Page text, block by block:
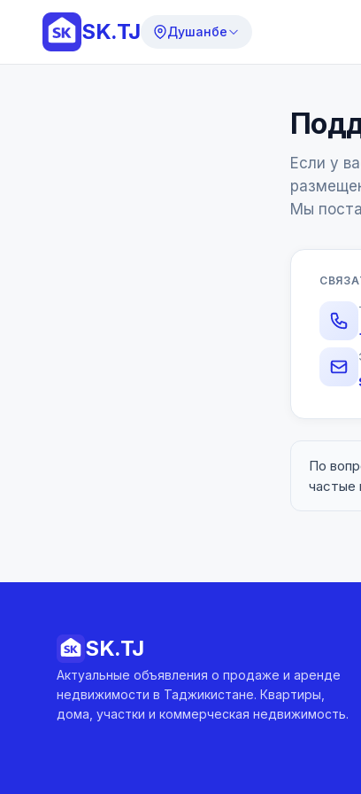
SK.TJ Душанбе
Если у
Мы
По
частые
SK.TJ
Актуальные объявления о продаже и аренде
недвижимости в Таджикистане. Квартиры,
дома, участки и коммерческая недвижимость.